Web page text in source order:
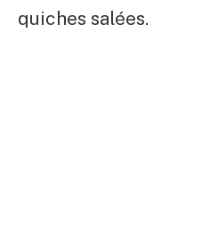
quiches salées.